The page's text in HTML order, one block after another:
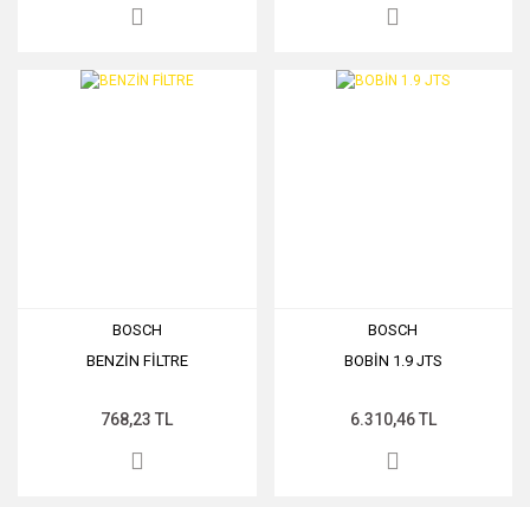
BOSCH
BENZİN FİLTRE
768,23 TL
BOSCH
BOBİN 1.9 JTS
6.310,46 TL